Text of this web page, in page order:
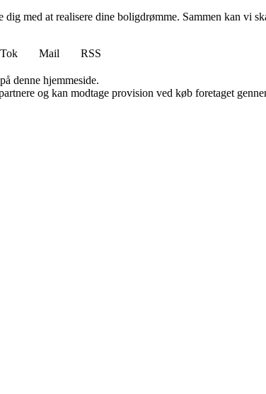
med at realisere dine boligdrømme. Sammen kan vi
Mail
RSS
denne hjemmeside.
og kan modtage provision ved køb foretaget